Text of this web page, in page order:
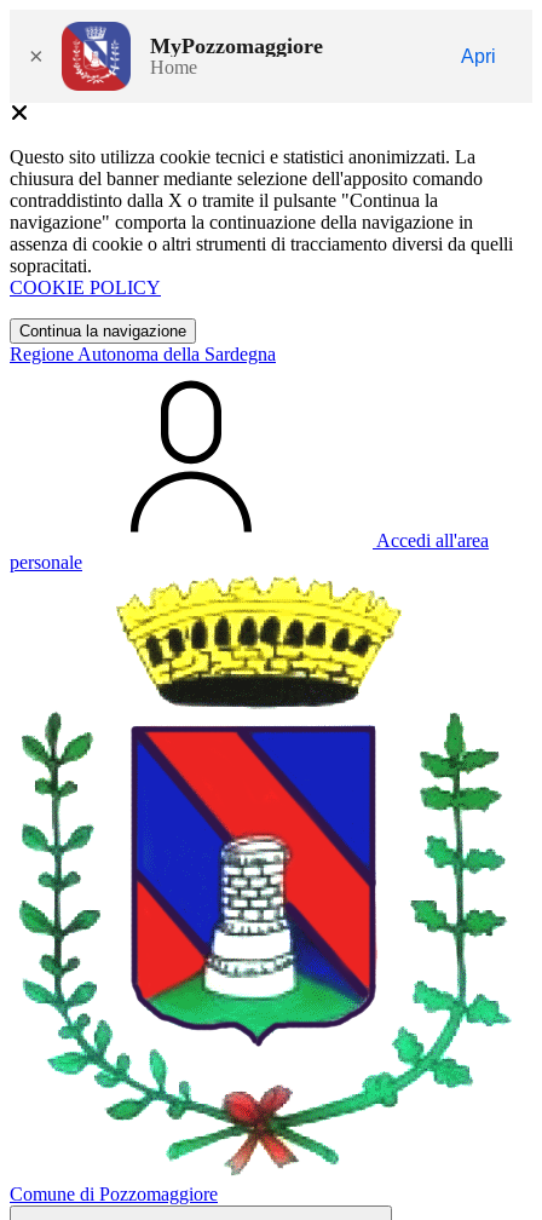
× MyPozzomaggiore
Home
Apri
Questo sito utilizza cookie tecnici e statistici anonimizzati. La
chiusura del banner mediante selezione dell'apposito comando
contraddistinto dalla X o tramite il pulsante "Continua la
navigazione" comporta la continuazione della navigazione in
assenza di cookie o altri strumenti di tracciamento diversi da quelli
sopracitati.
COOKIE POLICY
Continua la navigazione
Regione Autonoma della Sardegna
Accedi all'area
personale
Comune di Pozzomaggiore